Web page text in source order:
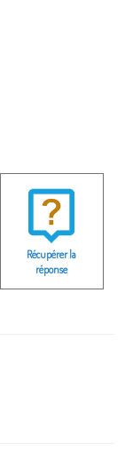
Récupérer la
réponse